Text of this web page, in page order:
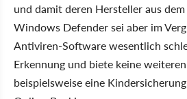
und damit deren Hersteller aus
Windows Defender sei aber im
Antiviren-Software wesentlich
Erkennung und biete keine
beispielsweise eine